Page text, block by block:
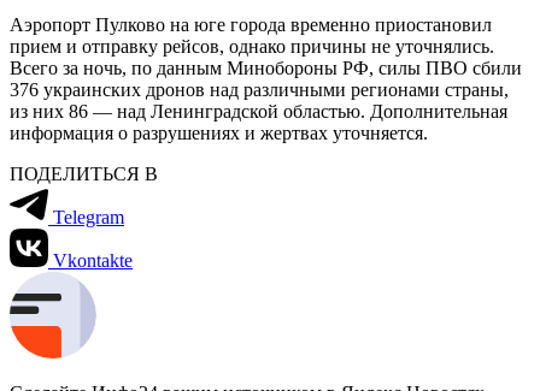
Аэропорт Пулково на юге города временно приостановил
прием и отправку рейсов, однако причины не уточнялись.
Всего за ночь, по данным Минобороны РФ, силы ПВО сбили
376 украинских дронов над различными регионами страны,
из них 86 — над Ленинградской областью. Дополнительная
информация о разрушениях и жертвах уточняется.
ПОДЕЛИТЬСЯ В
Telegram
Vkontakte